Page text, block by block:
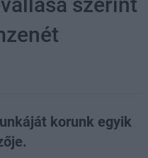
korunk egyik